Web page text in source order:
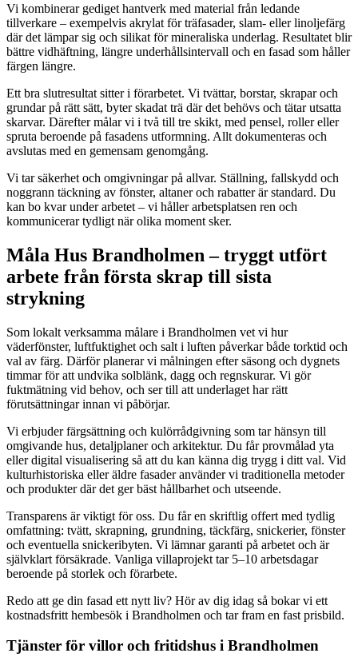
Vi kombinerar gediget hantverk med material från ledande
tillverkare – exempelvis akrylat för träfasader, slam- eller linoljefärg
där det lämpar sig och silikat för mineraliska underlag. Resultatet blir
bättre vidhäftning, längre underhållsintervall och en fasad som håller
färgen längre.
Ett bra slutresultat sitter i förarbetet. Vi tvättar, borstar, skrapar och
grundar på rätt sätt, byter skadat trä där det behövs och tätar utsatta
skarvar. Därefter målar vi i två till tre skikt, med pensel, roller eller
spruta beroende på fasadens utformning. Allt dokumenteras och
avslutas med en gemensam genomgång.
Vi tar säkerhet och omgivningar på allvar. Ställning, fallskydd och
noggrann täckning av fönster, altaner och rabatter är standard. Du
kan bo kvar under arbetet – vi håller arbetsplatsen ren och
kommunicerar tydligt när olika moment sker.
Måla Hus Brandholmen – tryggt utfört
arbete från första skrap till sista
strykning
Som lokalt verksamma målare i Brandholmen vet vi hur
väderfönster, luftfuktighet och salt i luften påverkar både torktid och
val av färg. Därför planerar vi målningen efter säsong och dygnets
timmar för att undvika solblänk, dagg och regnskurar. Vi gör
fuktmätning vid behov, och ser till att underlaget har rätt
förutsättningar innan vi påbörjar.
Vi erbjuder färgsättning och kulörrådgivning som tar hänsyn till
omgivande hus, detaljplaner och arkitektur. Du får provmålad yta
eller digital visualisering så att du kan känna dig trygg i ditt val. Vid
kulturhistoriska eller äldre fasader använder vi traditionella metoder
och produkter där det ger bäst hållbarhet och utseende.
Transparens är viktigt för oss. Du får en skriftlig offert med tydlig
omfattning: tvätt, skrapning, grundning, täckfärg, snickerier, fönster
och eventuella snickeribyten. Vi lämnar garanti på arbetet och är
självklart försäkrade. Vanliga villaprojekt tar 5–10 arbetsdagar
beroende på storlek och förarbete.
Redo att ge din fasad ett nytt liv? Hör av dig idag så bokar vi ett
kostnadsfritt hembesök i Brandholmen och tar fram en fast prisbild.
Tjänster för villor och fritidshus i Brandholmen